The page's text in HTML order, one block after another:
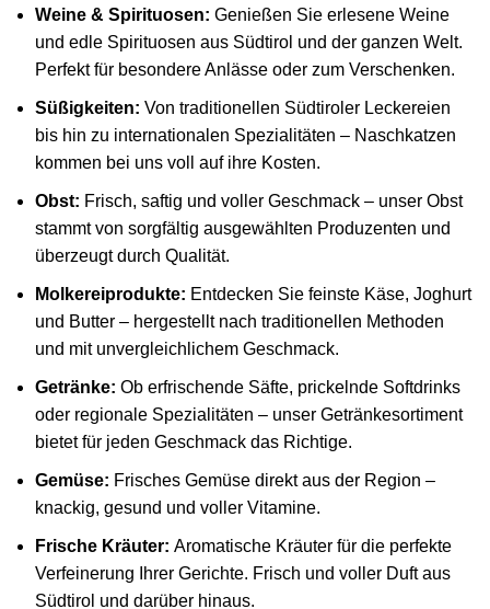
Weine & Spirituosen: Genießen Sie erlesene Weine
und edle Spirituosen aus Südtirol und der ganzen Welt.
Perfekt für besondere Anlässe oder zum Verschenken.
Süßigkeiten: Von traditionellen Südtiroler Leckereien
bis hin zu internationalen Spezialitäten – Naschkatzen
kommen bei uns voll auf ihre Kosten.
Obst: Frisch, saftig und voller Geschmack – unser Obst
stammt von sorgfältig ausgewählten Produzenten und
überzeugt durch Qualität.
Molkereiprodukte: Entdecken Sie feinste Käse, Joghurt
und Butter – hergestellt nach traditionellen Methoden
und mit unvergleichlichem Geschmack.
Getränke: Ob erfrischende Säfte, prickelnde Softdrinks
oder regionale Spezialitäten – unser Getränkesortiment
bietet für jeden Geschmack das Richtige.
Gemüse: Frisches Gemüse direkt aus der Region –
knackig, gesund und voller Vitamine.
Frische Kräuter: Aromatische Kräuter für die perfekte
Verfeinerung Ihrer Gerichte. Frisch und voller Duft aus
Südtirol und darüber hinaus.